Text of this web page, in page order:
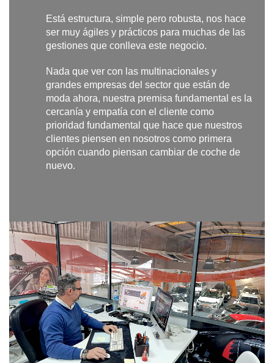
Está estructura, simple pero robusta, nos hace
ser muy ágiles y prácticos para muchas de las
gestiones que conlleva este negocio.
Nada que ver con las multinacionales y
grandes empresas del sector que están de
moda ahora, nuestra premisa fundamental es la
cercanía y empatía con el cliente como
prioridad fundamental que hace que nuestros
clientes piensen en nosotros como primera
opción cuando piensan cambiar de coche de
nuevo.